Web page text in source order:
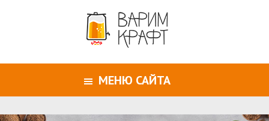
МЕНЮ САЙТА